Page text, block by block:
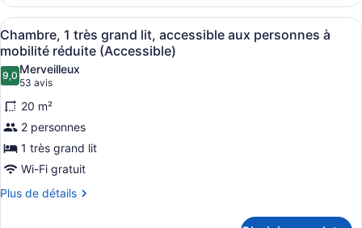
lit
(City)
très
grand
lit
(City)
Afficher
toutes
les
photos
pour
ce
type
de
chambre :
Chambre,
Une chambre d’hôtel moderne
5
Chambre, 1 très grand lit, accessible aux personnes à
mobilité réduite (Accessible)
9,09,0 sur 10
Merveilleux
53 avis
(53 avis)
20 m²
2 personnes
1 très grand lit
Wi-Fi gratuit
Plus de détails
Plus